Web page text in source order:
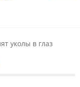
в
уколы в глаз